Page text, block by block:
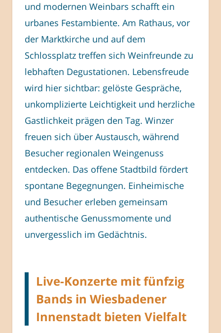
und modernen Weinbars schafft ein
urbanes Festambiente. Am Rathaus, vor
der Marktkirche und auf dem
Schlossplatz treffen sich Weinfreunde zu
lebhaften Degustationen. Lebensfreude
wird hier sichtbar: gelöste Gespräche,
unkomplizierte Leichtigkeit und herzliche
Gastlichkeit prägen den Tag. Winzer
freuen sich über Austausch, während
Besucher regionalen Weingenuss
entdecken. Das offene Stadtbild fördert
spontane Begegnungen. Einheimische
und Besucher erleben gemeinsam
authentische Genussmomente und
unvergesslich im Gedächtnis.
Live-Konzerte mit fünfzig
Bands in Wiesbadener
Innenstadt bieten Vielfalt